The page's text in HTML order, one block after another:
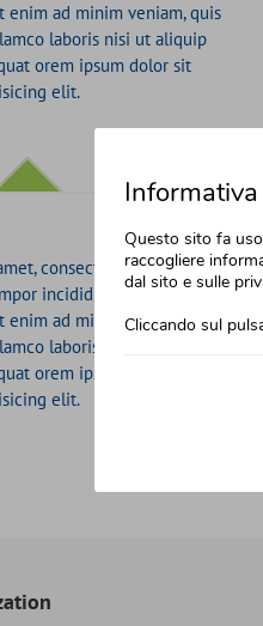
enim ad minim veniam, quis
laboris nisi ut aliquip
orem ipsum dolor sit
elit.
consectetur adipisicing
incididunt ut labore et
enim ad minim veniam, quis
laboris nisi ut aliquip
orem ipsum dolor sit
elit.
Questo sito fa
raccogliere
dal sito e sulle
Cliccando sul